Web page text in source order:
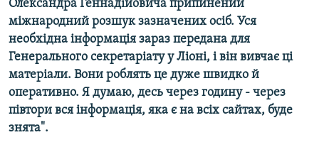
УКР
КТАТ
ДОЛУЧАЙСЯ!
Олександра Геннадійовича припинений
міжнародний розшук зазначених осіб. Уся
необхідна інформація зараз передана для
Генерального секретаріату у Ліоні, і він вивчає ці
матеріали. Вони роблять це дуже швидко й
оперативно. Я думаю, десь через годину - через
півтори вся інформація, яка є на всіх сайтах, буде
знята".